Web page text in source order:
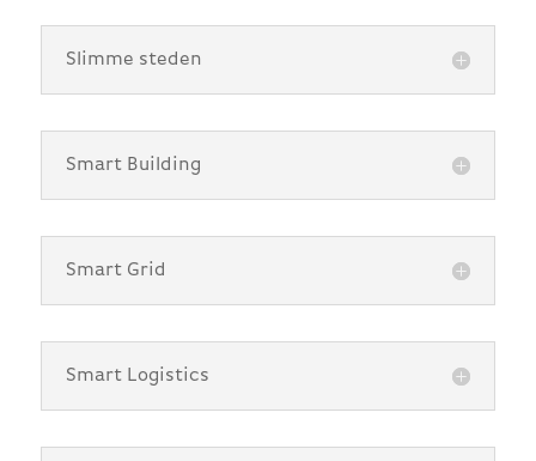
Slimme steden
Smart Building
Smart Grid
Smart Logistics